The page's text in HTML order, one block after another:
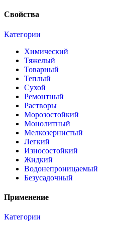
Свойства
Категории
Химический
Тяжелый
Товарный
Теплый
Сухой
Ремонтный
Растворы
Морозостойкий
Монолитный
Мелкозернистый
Легкий
Износостойкий
Жидкий
Водонепроницаемый
Безусадочный
Применение
Категории